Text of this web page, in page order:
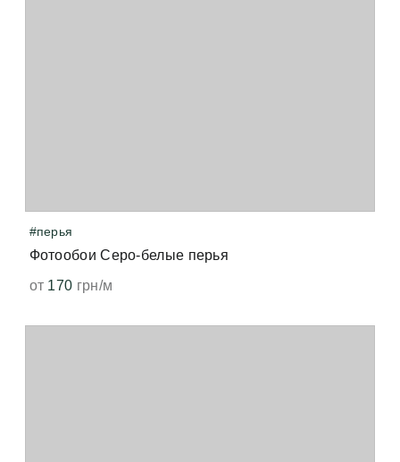
#перья
Фотообои Серо-белые перья
от 170 грн/м